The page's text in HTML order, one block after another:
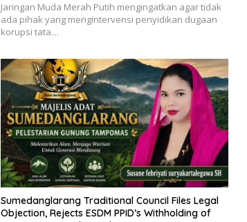
Jaringan Muda Merah Putih mengingatkan agar tidak
ada pihak yang mengintervensi penyidikan dugaan
korupsi tata…
Sumedanglarang Traditional Council Files Legal
Objection, Rejects ESDM PPID’s Withholding of